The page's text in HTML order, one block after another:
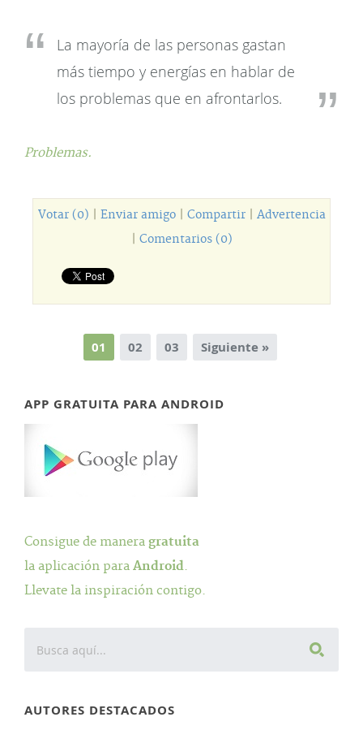
La mayoría de las personas gastan
más tiempo y energías en hablar de
los problemas que en afrontarlos.
Problemas.
Votar (0) Enviar amigo| Compartir| Advertencia
Comentarios (0)
01 02 03 Siguiente »
APP GRATUITA PARA ANDROID
Consigue de manera gratuita
la aplicación para Android.
Llevate la inspiración contigo.
AUTORES DESTACADOS